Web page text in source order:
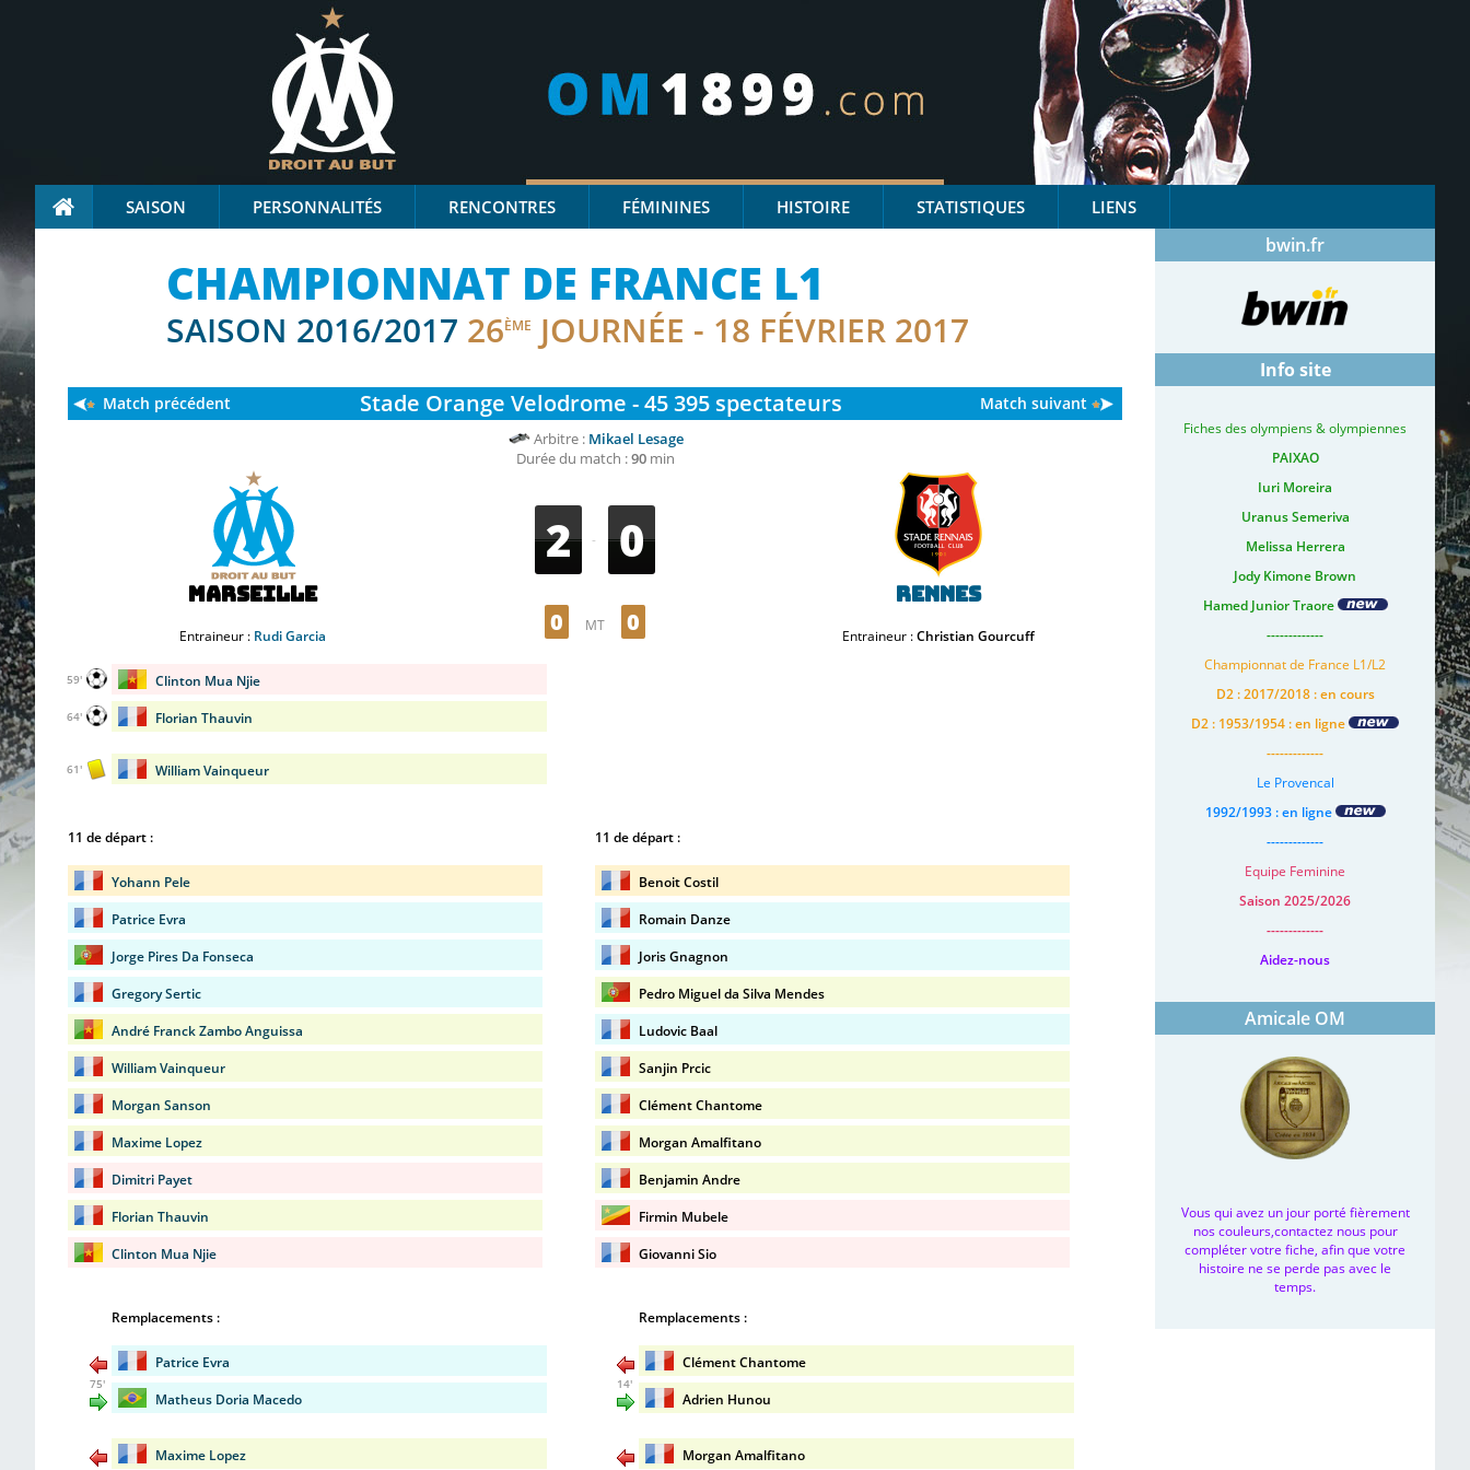
SAISON PERSONNALITÉS RENCONTRES FÉMININES HISTOIRE STATISTIQUES LIENS
CHAMPIONNAT DE FRANCE L1
SAISON 2016/2017 26ÈME JOURNÉE - 18 FÉVRIER 2017
Stade Orange Velodrome - 45 395 spectateurs
Match précédent Match suivant
Arbitre : Mikael Lesage
Durée du match :90min
Marseille
Entraineur : Rudi Garcia
2 - 0
0 MT 0
Rennes
Entraineur :Christian Gourcuff
Clinton Mua Njie
59'
Florian Thauvin
64'
William Vainqueur
61'
11 de départ :
Yohann Pele
Patrice Evra
Jorge Pires Da Fonseca
Gregory Sertic
André Franck Zambo Anguissa
William Vainqueur
Morgan Sanson
Maxime Lopez
Dimitri Payet
Florian Thauvin
Clinton Mua Njie
11 de départ :
Benoit Costil
Romain Danze
Joris Gnagnon
Pedro Miguel da Silva Mendes
Ludovic Baal
Sanjin Prcic
Clément Chantome
Morgan Amalfitano
Benjamin Andre
Firmin Mubele
Giovanni Sio
Remplacements :
Patrice Evra
75'
Matheus Doria Macedo
Maxime Lopez
Remplacements :
Clément Chantome
14'
Adrien Hunou
Morgan Amalfitano
bwin.fr
Info site
Fiches des olympiens & olympiennes
PAIXAO
Iuri Moreira
Uranus Semeriva
Melissa Herrera
Jody Kimone Brown
Hamed Junior Traore
-------------
Championnat de France L1/L2
D2 : 2017/2018 : en cours
D2 : 1953/1954 : en ligne
-------------
Le Provencal
1992/1993 : en ligne
-------------
Equipe Feminine
Saison 2025/2026
-------------
Aidez-nous
Amicale OM
Vous qui avez un jour porté fièrement
nos couleurs,contactez nous pour
compléter votre fiche, afin que votre
histoire ne se perde pas avec le
temps.